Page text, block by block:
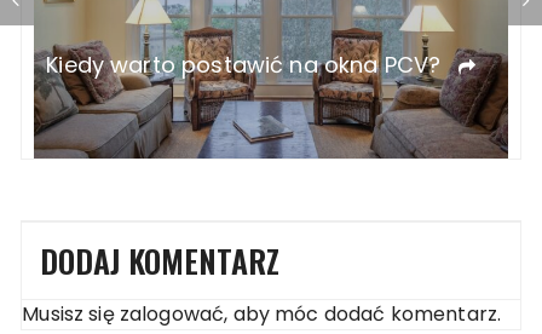
DODAJ KOMENTARZ
Musisz się zalogować, aby móc dodać komentarz.